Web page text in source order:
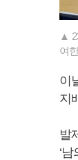
▲
여
이
지
발
‘